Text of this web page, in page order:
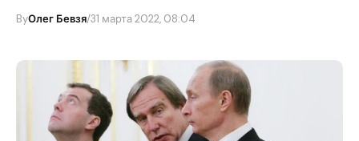
ByОлег Бевзя/31 марта 2022, 08:04